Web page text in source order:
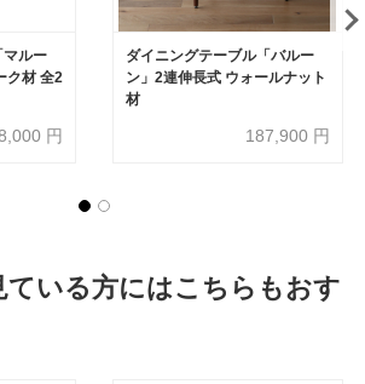
マルー
ク材 全2
円
ダイニングテーブル「バルー
ン」2連伸長式 ウォールナット
材
187,900 円
ている方にはこちらもおす